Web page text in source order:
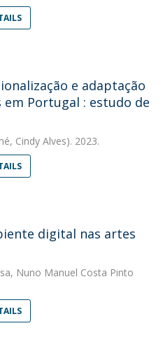
e adaptação
Portugal : estudo de
Cindy Alves). 2023.
digital nas artes
Nuno Manuel Costa Pinto